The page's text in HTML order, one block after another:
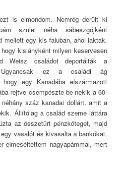
is elmondom. Nemrég derült ki
szülei néha sábeszgójként
mellett egy kis faluban, ahol laktak.
kislányként milyen keservesen
Weisz családot deportálták a
Ugyancsak ez a családi ág
egy Kanadába elszármazott
rejtve csempészte be nekik a 60-
száz kanadai dollárt, amit a
Állítólag a család szeme láttára
az összetűrt pénzköteget, majd
vasalót és kivasalta a bankókat.
elmeséltettem nagyapámmal, mert